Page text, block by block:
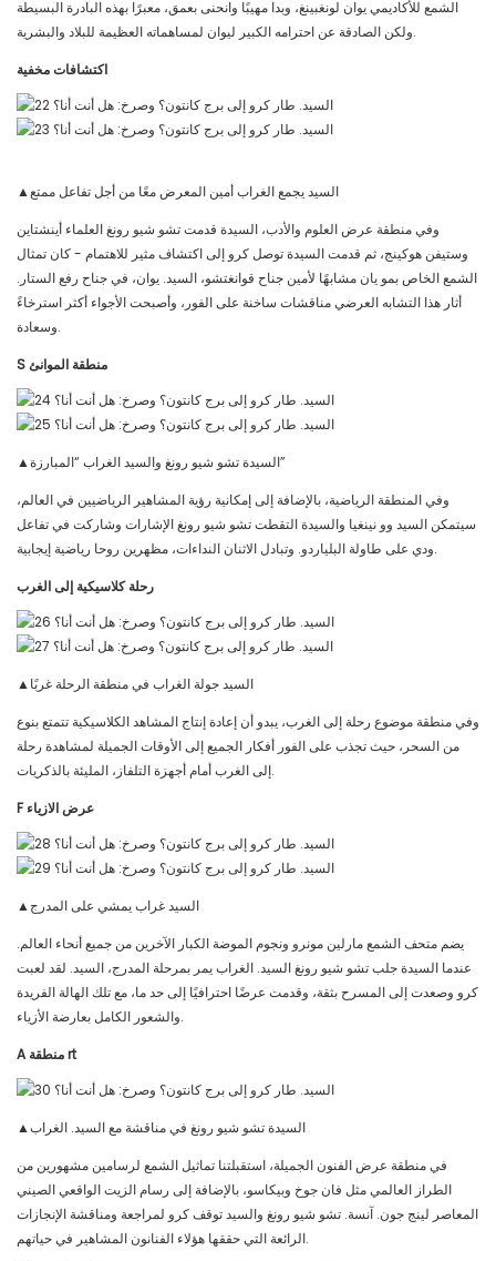
الشمع للأكاديمي يوان لونغبينغ، وبدا مهيبًا وانحنى بعمق، معبرًا بهذه البادرة البسيطة
ولكن الصادقة عن احترامه الكبير ليوان لمساهماته العظيمة للبلاد والبشرية.
اكتشافات مخفية
▲السيد يجمع الغراب أمين المعرض معًا من أجل تفاعل ممتع
وفي منطقة عرض العلوم والأدب، السيدة قدمت تشو شيو رونغ العلماء أينشتاين
وستيفن هوكينج، ثم قدمت السيدة توصل كرو إلى اكتشاف مثير للاهتمام - كان تمثال
الشمع الخاص بمو يان مشابهًا لأمين جناح قوانغتشو، السيد. يوان، في جناح رفع الستار.
أثار هذا التشابه العرضي مناقشات ساخنة على الفور، وأصبحت الأجواء أكثر استرخاءً
وسعادة.
Sمنطقة الموانئ
▲السيدة تشو شيو رونغ والسيد الغراب “المبارزة”
وفي المنطقة الرياضية، بالإضافة إلى إمكانية رؤية المشاهير الرياضيين في العالم،
سيتمكن السيد وو نينغيا والسيدة التقطت تشو شيو رونغ الإشارات وشاركت في تفاعل
ودي على طاولة البلياردو. وتبادل الاثنان النداءات، مظهرين روحا رياضية إيجابية.
رحلة كلاسيكية إلى الغرب
▲السيد جولة الغراب في منطقة الرحلة غربًا
وفي منطقة موضوع رحلة إلى الغرب، يبدو أن إعادة إنتاج المشاهد الكلاسيكية تتمتع بنوع
من السحر، حيث تجذب على الفور أفكار الجميع إلى الأوقات الجميلة لمشاهدة رحلة
إلى الغرب أمام أجهزة التلفاز، المليئة بالذكريات.
F عرض الازياء
▲السيد غراب يمشي على المدرج
يضم متحف الشمع مارلين مونرو ونجوم الموضة الكبار الآخرين من جميع أنحاء العالم.
عندما السيدة جلب تشو شيو رونغ السيد. الغراب يمر بمرحلة المدرج، السيد. لقد لعبت
كرو وصعدت إلى المسرح بثقة، وقدمت عرضًا احترافيًا إلى حد ما، مع تلك الهالة الفريدة
والشعور الكامل بعارضة الأزياء.
A
منطقة rt
▲السيدة تشو شيو رونغ في مناقشة مع السيد. الغراب
في منطقة عرض الفنون الجميلة، استقبلتنا تماثيل الشمع لرسامين مشهورين من
الطراز العالمي مثل فان جوخ وبيكاسو، بالإضافة إلى رسام الزيت الواقعي الصيني
المعاصر لينج جون. آنسة. تشو شيو رونغ والسيد توقف كرو لمراجعة ومناقشة الإنجازات
الرائعة التي حققها هؤلاء الفنانون المشاهير في حياتهم.